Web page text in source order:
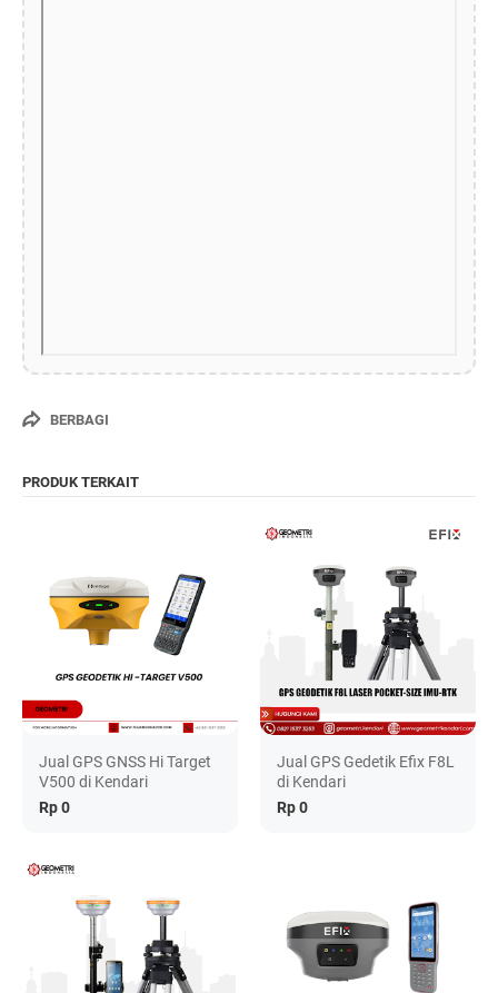
BERBAGI
PRODUK TERKAIT
Jual GPS GNSS Hi Target
V500 di Kendari
Rp 0
Jual GPS Gedetik Efix F8L
di Kendari
Rp 0